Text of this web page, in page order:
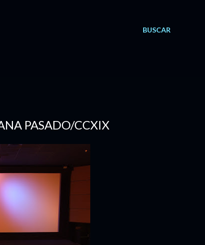
BUSCAR
PASADO/CCXIX